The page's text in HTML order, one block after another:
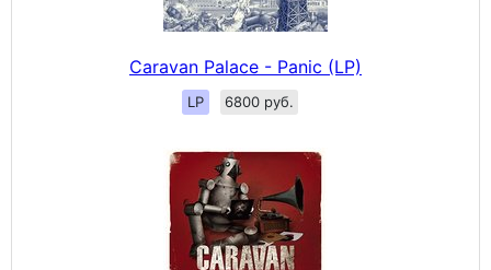
Caravan Palace - Panic (LP)
LP 6800 руб.